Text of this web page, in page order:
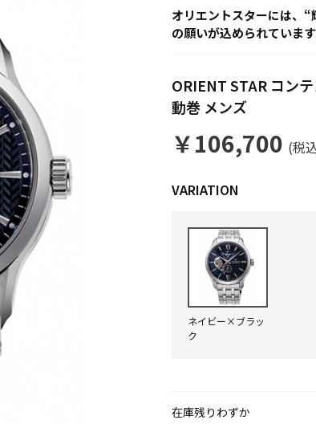
オリエントスターには、
の願いが込められています
ORIENT STAR コン
動巻 メンズ
￥106,700 (税
在庫残りわずか
ネイビー×ブラッ
ク